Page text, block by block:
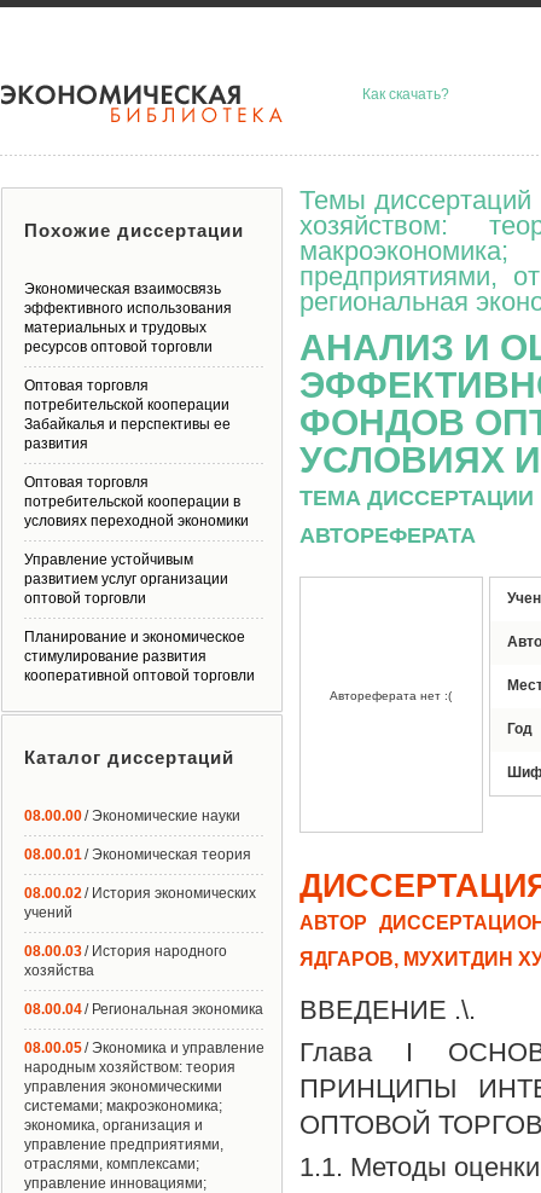
Как скачать?
Темы диссертаций
хозяйством:
предприятиями,
региональная
АНАЛИЗ И
ФОНДОВ
УСЛОВИЯХ
ТЕМА
АВТОРЕФЕРАТА
Автореферата нет :(
Год
АВТОР
ЯДГАРОВ, МУХИТДИН
ВВЕДЕНИЕ .\.
Глава I
ПРИНЦИПЫ
ОПТОВОЙ
1.1. Методы
Похожие диссертации
Экономическая взаимосвязь
эффективного использования
материальных и трудовых
ресурсов оптовой торговли
Оптовая торговля
потребительской кооперации
Забайкалья и перспективы ее
развития
Оптовая торговля
потребительской кооперации в
условиях переходной экономики
Управление устойчивым
развитием услуг организации
оптовой торговли
Планирование и экономическое
стимулирование развития
кооперативной оптовой торговли
Каталог диссертаций
08.00.00/ Экономические науки
08.00.01/ Экономическая теория
08.00.02/ История экономических
учений
08.00.03/ История народного
хозяйства
08.00.04/ Региональная экономика
08.00.05/ Экономика и управление
народным хозяйством: теория
управления экономическими
системами; макроэкономика;
экономика, организация и
управление предприятиями,
отраслями, комплексами;
управление инновациями;